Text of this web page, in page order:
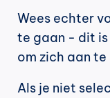
Wees echter
te gaan - dit is
om zich aan te
Als je niet